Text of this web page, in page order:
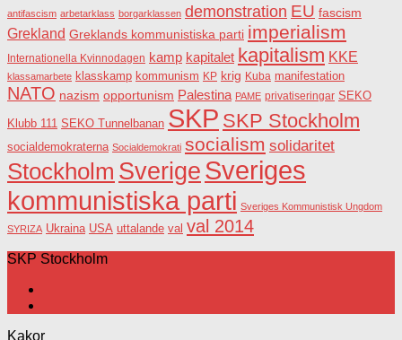
antifascism arbetarklass borgarklassen demonstration EU fascism
Grekland Greklands kommunistiska parti imperialism
Internationella Kvinnodagen kamp kapitalet kapitalism KKE
klassamarbete klasskamp kommunism KP krig Kuba manifestation
NATO nazism opportunism Palestina PAME privatiseringar SEKO
Klubb 111 SEKO Tunnelbanan SKP SKP Stockholm
socialdemokraterna Socialdemokrati socialism solidaritet
Stockholm SverigeSveriges
kommunistiska parti Sveriges Kommunistisk Ungdom
SYRIZA Ukraina USA uttalande val val 2014
SKP Stockholm
Kakor